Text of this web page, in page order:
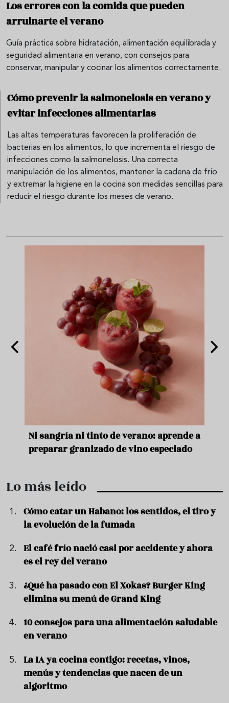
Los errores con la comida que pueden
arruinarte el verano
Guía práctica sobre hidratación, alimentación equilibrada y
seguridad alimentaria en verano, con consejos para
conservar, manipular y cocinar los alimentos correctamente.
Cómo prevenir la salmonelosis en verano y
evitar infecciones alimentarias
Las altas temperaturas favorecen la proliferación de
bacterias en los alimentos, lo que incrementa el riesgo de
infecciones como la salmonelosis. Una correcta
manipulación de los alimentos, mantener la cadena de frío
y extremar la higiene en la cocina son medidas sencillas para
reducir el riesgo durante los meses de verano.
Ni sangría ni tinto de verano: aprende a
preparar granizado de vino especiado
Lo más leído
Cómo catar un Habano: los sentidos, el tiro y
la evolución de la fumada
El café frío nació casi por accidente y ahora
es el rey del verano
¿Qué ha pasado con El Xokas? Burger King
elimina su menú de Grand King
10 consejos para una alimentación saludable
en verano
La IA ya cocina contigo: recetas, vinos,
menús y tendencias que nacen de un
algoritmo